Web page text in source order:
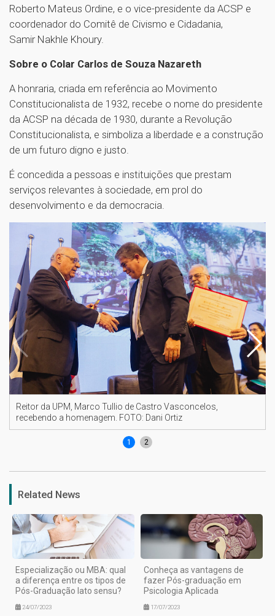
Roberto Mateus Ordine, e o vice-presidente da ACSP e
coordenador do Comitê de Civismo e Cidadania,
Samir Nakhle Khoury.
Sobre o Colar Carlos de Souza Nazareth
A honraria, criada em referência ao Movimento
Constitucionalista de 1932, recebe o nome do presidente
da ACSP na década de 1930, durante a Revolução
Constitucionalista, e simboliza a liberdade e a construção
de um futuro digno e justo.
É concedida a pessoas e instituições que prestam
serviços relevantes à sociedade, em prol do
desenvolvimento e da democracia.
Reitor da UPM, Marco Tullio de Castro Vasconcelos,
recebendo a homenagem. FOTO: Dani Ortiz
1 2
Related News
Especialização ou MBA: qual
a diferença entre os tipos de
Pós-Graduação lato sensu?
24/07/2023
Conheça as vantagens de
fazer Pós-graduação em
Psicologia Aplicada
17/07/2023